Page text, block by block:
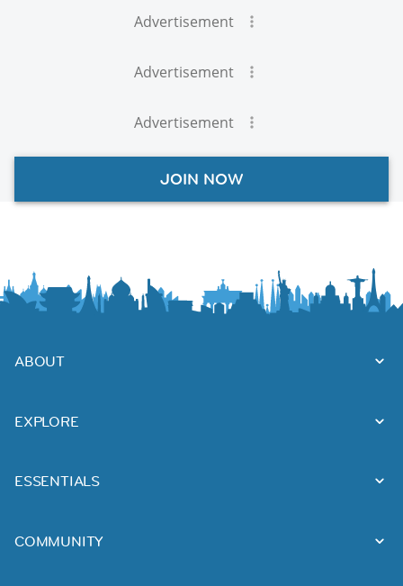
Advertisement
Advertisement
Advertisement
JOIN NOW
ABOUT
EXPLORE
ESSENTIALS
COMMUNITY